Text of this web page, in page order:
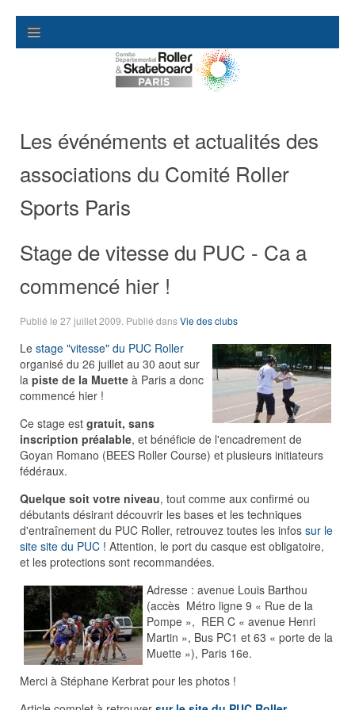
Les événéments et actualités des
associations du Comité Roller
Sports Paris
Stage de vitesse du PUC - Ca a
commencé hier !
Publié le 27 juillet 2009 . Publié dansVie des clubs
Le stage "vitesse" du PUC Roller
organisé du 26 juillet au 30 aout sur
la piste de la Muette à Paris a donc
commencé hier !
Ce stage est gratuit, sans
inscription préalable, et bénéficie de l'encadrement de
Goyan Romano (BEES Roller Course) et plusieurs initiateurs
fédéraux.
Quelque soit votre niveau, tout comme aux confirmé ou
débutants désirant découvrir les bases et les techniques
d'entraînement du PUC Roller, retrouvez toutes les infos sur le
site site du PUC ! Attention, le port du casque est obligatoire,
et les protections sont recommandées.
Adresse : avenue Louis Barthou
(accès Métro ligne 9 « Rue de la
Pompe », RER C « avenue Henri
Martin », Bus PC1 et 63 « porte de la
Muette »), Paris 16e.
Merci à Stéphane Kerbrat pour les photos !